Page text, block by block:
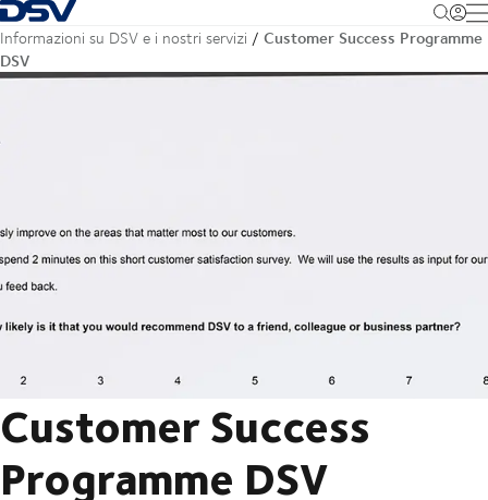
Torna alla pagina iniziale
Informazioni su DSV e i nostri servizi
Customer Success Programme
DSV
Customer Success
Programme DSV